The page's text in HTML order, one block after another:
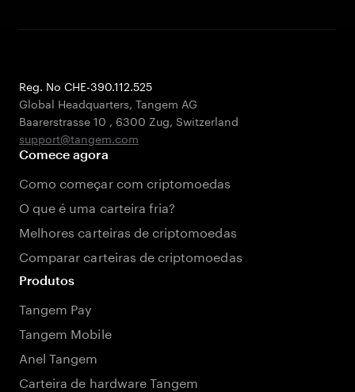
Reg. No CHE-390.112.525
Global Headquarters, Tangem AG
Baarerstrasse 10 , 6300 Zug, Switzerland
support@tangem.com
Comece agora
Como começar com criptomoedas
O que é uma carteira fria?
Melhores carteiras de criptomoedas
Comparar carteiras de criptomoedas
Produtos
Tangem Pay
Tangem Mobile
Anel Tangem
Carteira de hardware Tangem